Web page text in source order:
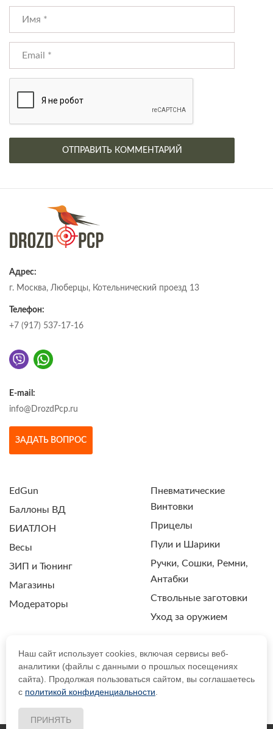
Адрес:
г. Москва, Люберцы, Котельнический проезд 13
Телефон:
+7 (917) 537-17-16
E-mail:
info@DrozdPcp.ru
ЗАДАТЬ ВОПРОС
EdGun
Баллоны ВД
БИАТЛОН
Весы
ЗИП и Тюнинг
Магазины
Модераторы
Пневматические
Винтовки
Прицелы
Пули и Шарики
Ручки, Сошки, Ремни,
Антабки
Ствольные заготовки
Уход за оружием
ПОЛИТИКА КОНФИДЕНЦИАЛЬНОСТИ
Наш сайт использует cookies, включая сервисы веб-
аналитики (файлы с данными о прошлых посещениях
сайта). Продолжая пользоваться сайтом, вы соглашаетесь
с политикой конфиденциальности
ПРИНЯТЬ